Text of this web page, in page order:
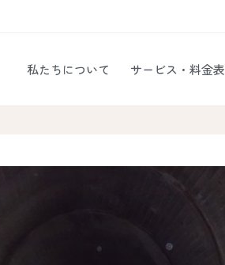
私たちについて サービス・料金表